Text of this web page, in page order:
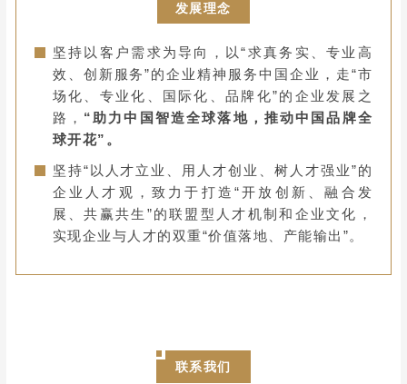
发展理念
坚持以客户需求为导向，以“求真务实、专业高
效、创新服务”的企业精神服务中国企业，走“市
场化、专业化、国际化、品牌化”的企业发展之
路， “助力中国智造全球落地，推动中国品牌全
球开花”。
坚持“以人才立业、用人才创业、树人才强业”的
企业人才观，致力于打造“开放创新、融合发
展、共赢共生”的联盟型人才机制和企业文化，
实现企业与人才的双重“价值落地、产能输出”。
联系我们